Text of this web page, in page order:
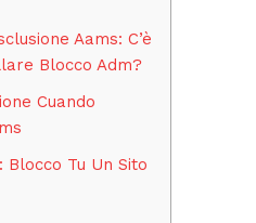
Aams: C’è
Blocco Adm?
Cuando
Blocco Tu Un Sito